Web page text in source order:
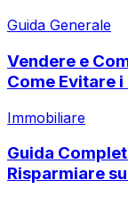
Guida Generale
Vendere e
Come Evitare i
Immobiliare
Guida
Risparmiare